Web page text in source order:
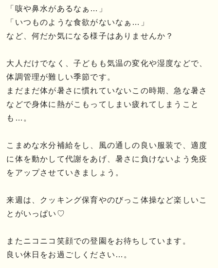
「咳や鼻水があるなぁ…」
「いつものような食欲がないなぁ…」
など、何だか気になる様子はありませんか？
大人だけでなく、子どもも気温の変化や湿度などで、
体調管理が難しい季節です。
まだまだ体が暑さに慣れていないこの時期、急な暑さ
などで身体に熱がこもってしまい疲れてしまうこと
も…。
こまめな水分補給をし、風の通しの良い服装で、適度
に体を動かして代謝をあげ、暑さに負けないよう免疫
をアップさせていきましょう。
来週は、クッキング保育やのびっこ体操など楽しいこ
とがいっぱい♡
またニコニコ笑顔での登園をお待ちしています。
良い休日をお過ごしください…。